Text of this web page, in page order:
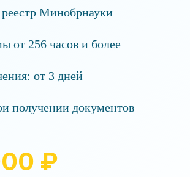
Минобрнауки
от 256 часов и более
от 3 дней
получении документов
₽